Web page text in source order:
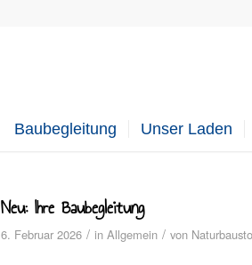
Baubegleitung Unser Laden
Neu: Ihre Baubegleitung
6. Februar 2026 / in Allgemein / von